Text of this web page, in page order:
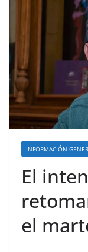
INFORMACIÓN
El
el